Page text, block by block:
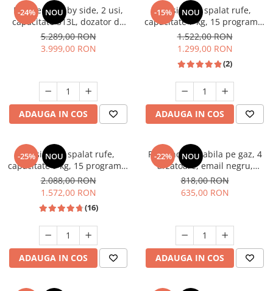
Zootehnie
Foarfeci tuns oi
Incubatoare oua
-24% NOU
Frigider side by side, 2 usi,
capacitate 513L, dozator de
apa si gheata, FULL NO
FROST, afisaj LCD, dual
inverter,Samus SSX-670NFIDE
5.289,00 RON
3.999,00 RON
ADAUGA IN COS
-15% NOU
Masina de spalat rufe,
capacitate 7 kg, 15 programe,
afisaj LED, 1200 Rpm, alb,
HEINNER
1.522,00 RON
1.299,00 RON
(2)
ADAUGA IN COS
-25% NOU
Masina de spalat rufe,
capacitate 9 kg, 15 programe,
1400 Rpm, clasa A, Slim,
motor Inverter, Samus WSLI-
9144
2.088,00 RON
1.572,00 RON
(16)
ADAUGA IN COS
-22% NOU
Plita incorporabila pe gaz, 4
arzatoare, email negru,
gratare din fonta, aprindere
electrica, Samus
818,00 RON
635,00 RON
ADAUGA IN COS